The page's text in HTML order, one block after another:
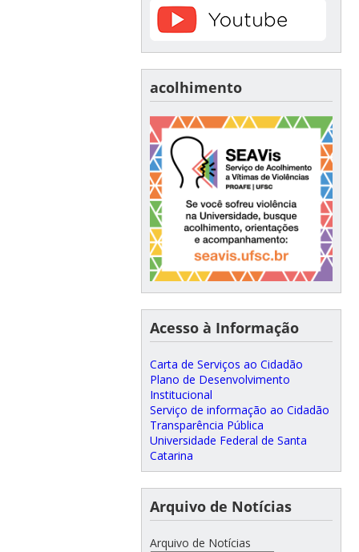
acolhimento
Acesso à Informação
Carta de Serviços ao Cidadão
Plano de Desenvolvimento
Institucional
Serviço de informação ao Cidadão
Transparência Pública
Universidade Federal de Santa
Catarina
Arquivo de Notícias
Arquivo de Notícias